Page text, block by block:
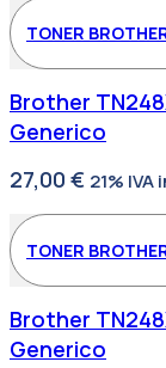
TONER
Brother
Generico
27,00 € 21%
TONER
Brother
Generico